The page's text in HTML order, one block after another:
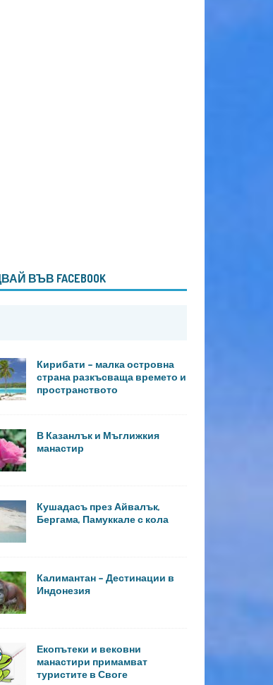
ВЪВ FACEBOOK
Кирибати – малка островна
страна разкъсваща времето и
пространството
В Казанлък и Мъглижкия
манастир
Кушадасъ през Айвалък,
Бергама, Памуккале с кола
Калимантан – Дестинации в
Индонезия
Екопътеки и вековни
манастири примамват
туристите в Своге